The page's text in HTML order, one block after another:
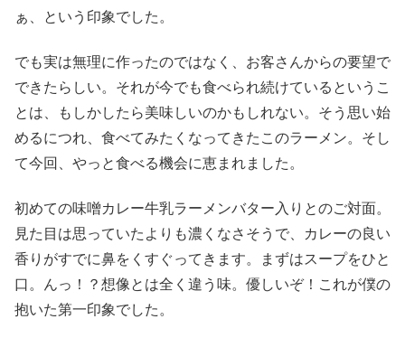
ぁ、という印象でした。
でも実は無理に作ったのではなく、お客さんからの要望で
できたらしい。それが今でも食べられ続けているというこ
とは、もしかしたら美味しいのかもしれない。そう思い始
めるにつれ、食べてみたくなってきたこのラーメン。そし
て今回、やっと食べる機会に恵まれました。
初めての味噌カレー牛乳ラーメンバター入りとのご対面。
見た目は思っていたよりも濃くなさそうで、カレーの良い
香りがすでに鼻をくすぐってきます。まずはスープをひと
口。んっ！？想像とは全く違う味。優しいぞ！これが僕の
抱いた第一印象でした。